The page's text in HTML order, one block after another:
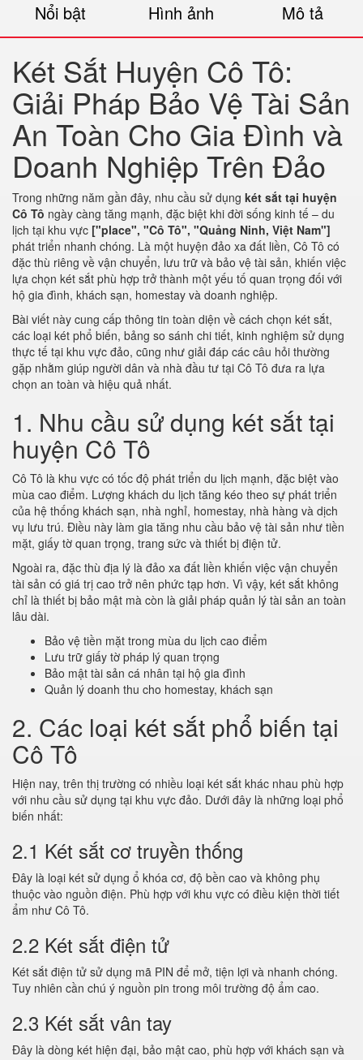
Nổi bật Hình ảnh Mô tả
Két Sắt Huyện Cô Tô:
Giải Pháp Bảo Vệ Tài Sản
An Toàn Cho Gia Đình và
Doanh Nghiệp Trên Đảo
Trong những năm gần đây, nhu cầu sử dụng két sắt tại huyện
Cô Tô ngày càng tăng mạnh, đặc biệt khi đời sống kinh tế – du
lịch tại khu vực ["place", "Cô Tô", "Quảng Ninh, Việt Nam"]
phát triển nhanh chóng. Là một huyện đảo xa đất liền, Cô Tô có
đặc thù riêng về vận chuyển, lưu trữ và bảo vệ tài sản, khiến việc
lựa chọn két sắt phù hợp trở thành một yếu tố quan trọng đối với
hộ gia đình, khách sạn, homestay và doanh nghiệp.
Bài viết này cung cấp thông tin toàn diện về cách chọn két sắt,
các loại két phổ biến, bảng so sánh chi tiết, kinh nghiệm sử dụng
thực tế tại khu vực đảo, cũng như giải đáp các câu hỏi thường
gặp nhằm giúp người dân và nhà đầu tư tại Cô Tô đưa ra lựa
chọn an toàn và hiệu quả nhất.
1. Nhu cầu sử dụng két sắt tại
huyện Cô Tô
Cô Tô là khu vực có tốc độ phát triển du lịch mạnh, đặc biệt vào
mùa cao điểm. Lượng khách du lịch tăng kéo theo sự phát triển
của hệ thống khách sạn, nhà nghỉ, homestay, nhà hàng và dịch
vụ lưu trú. Điều này làm gia tăng nhu cầu bảo vệ tài sản như tiền
mặt, giấy tờ quan trọng, trang sức và thiết bị điện tử.
Ngoài ra, đặc thù địa lý là đảo xa đất liền khiến việc vận chuyển
tài sản có giá trị cao trở nên phức tạp hơn. Vì vậy, két sắt không
chỉ là thiết bị bảo mật mà còn là giải pháp quản lý tài sản an toàn
lâu dài.
Bảo vệ tiền mặt trong mùa du lịch cao điểm
Lưu trữ giấy tờ pháp lý quan trọng
Bảo mật tài sản cá nhân tại hộ gia đình
Quản lý doanh thu cho homestay, khách sạn
2. Các loại két sắt phổ biến tại
Cô Tô
Hiện nay, trên thị trường có nhiều loại két sắt khác nhau phù hợp
với nhu cầu sử dụng tại khu vực đảo. Dưới đây là những loại phổ
biến nhất:
2.1 Két sắt cơ truyền thống
Đây là loại két sử dụng ổ khóa cơ, độ bền cao và không phụ
thuộc vào nguồn điện. Phù hợp với khu vực có điều kiện thời tiết
ẩm như Cô Tô.
2.2 Két sắt điện tử
Két sắt điện tử sử dụng mã PIN để mở, tiện lợi và nhanh chóng.
Tuy nhiên cần chú ý nguồn pin trong môi trường độ ẩm cao.
2.3 Két sắt vân tay
Đây là dòng két hiện đại, bảo mật cao, phù hợp với khách sạn và